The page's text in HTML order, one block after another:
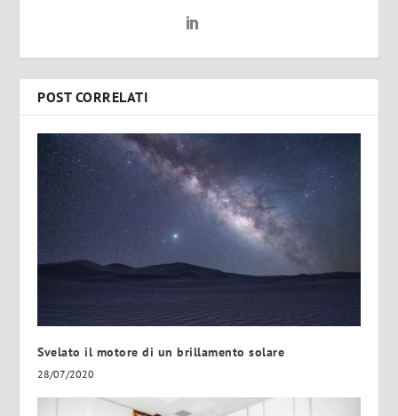
POST CORRELATI
Svelato il motore di un brillamento solare
28/07/2020